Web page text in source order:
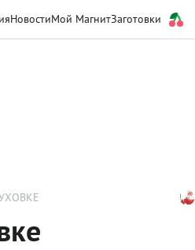
НовостиМой МагнитЗаготовки